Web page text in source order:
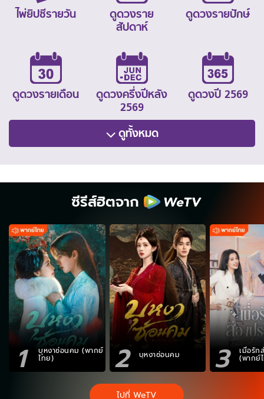
ไพ่ยิปซีรายวัน
ดูดวงราย
สัปดาห์
ดูดวงรายปักษ์
ดูดวงรายเดือน
ดูดวงครึ่งปีหลัง
2569
ดูดวงปี 2569
ดูทั้งหมด
ซีรีส์ฮิตจาก
1 บุหงาซ่อนคม (พากย์
ไทย) 2 บุหงาซ่อนคม 3 เมื่อรัก
(พากย์
ไปที่ WeTV